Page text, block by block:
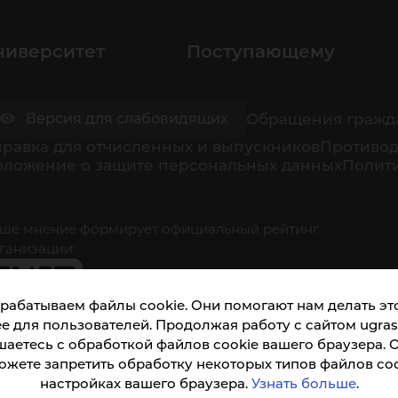
файлы cookie. Они помогают нам делать
для пользователей. Продолжая работу с сайтом
с обработкой файлов cookie вашего браузера.
запретить обработку некоторых типов файлов
настройках вашего браузера. Узнать больше.
Поступающему
мнение формирует официальный рейтинг
доступна по QR-коду, а так же по прямой